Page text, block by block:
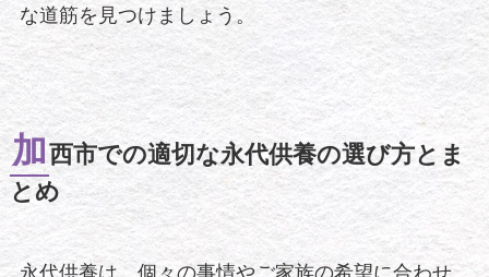
な道筋を見つけましょう。
加西市での適切な永代供養の選び方とま
とめ